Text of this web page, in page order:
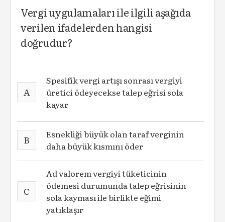
Vergi uygulamaları ile ilgili aşağıda
verilen ifadelerden hangisi
doğrudur?
A
Spesifik vergi artışı sonrası vergiyi
üretici ödeyecekse talep eğrisi sola
kayar
B
Esnekliği büyük olan taraf verginin
daha büyük kısmını öder
C
Ad valorem vergiyi tüketicinin
ödemesi durumunda talep eğrisinin
sola kayması ile birlikte eğimi
yatıklaşır